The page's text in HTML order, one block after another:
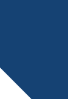
argumenten
Juist dáár